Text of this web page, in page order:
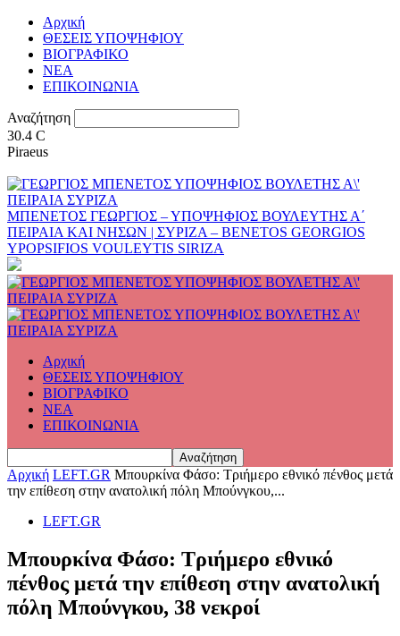
Αρχική
ΘΕΣΕΙΣ ΥΠΟΨΗΦΙΟΥ
ΒΙΟΓΡΑΦΙΚΟ
ΝΕΑ
ΕΠΙΚΟΙΝΩΝΙΑ
Αναζήτηση
30.4 C
Piraeus
ΜΠΕΝΕΤΟΣ ΓΕΩΡΓΙΟΣ – ΥΠΟΨΗΦΙΟΣ ΒΟΥΛΕΥΤΗΣ Α΄
ΠΕΙΡΑΙΑ ΚΑΙ ΝΗΣΩΝ | ΣΥΡΙΖΑ – BENETOS GEORGIOS
YPOPSIFIOS VOULEYTIS SIRIZA
Αρχική
ΘΕΣΕΙΣ ΥΠΟΨΗΦΙΟΥ
ΒΙΟΓΡΑΦΙΚΟ
ΝΕΑ
ΕΠΙΚΟΙΝΩΝΙΑ
Αρχική LEFT.GR Μπουρκίνα Φάσο: Τριήμερο εθνικό πένθος μετά
την επίθεση στην ανατολική πόλη Μπούνγκου,...
LEFT.GR
Μπουρκίνα Φάσο: Τριήμερο εθνικό
πένθος μετά την επίθεση στην ανατολική
πόλη Μπούνγκου, 38 νεκροί